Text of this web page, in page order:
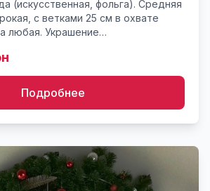
(искусственная, фольга). Средняя
с ветками 25 см в охвате
любая. Украшение
стенах...
Подробнее